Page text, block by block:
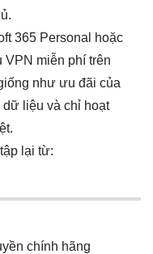
365 Personal hoặc
VPN miễn phí trên
như ưu đãi của
liệu và chỉ hoạt
lại từ:
chính hãng